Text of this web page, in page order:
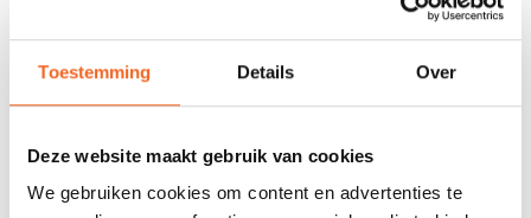
Toestemming Details Over
Deze website maakt gebruik van cookies
We gebruiken cookies om content en advertenties te
De °hf Weasel is een betrouwbare keuze voor iedereen die een
vergroot je veiligheid op het water!
Type: Core Mantle 7.5 millimeter
Lengte: 18 meter